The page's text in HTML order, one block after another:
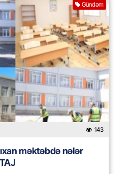
Gündəm
143
məktəbdə nələr